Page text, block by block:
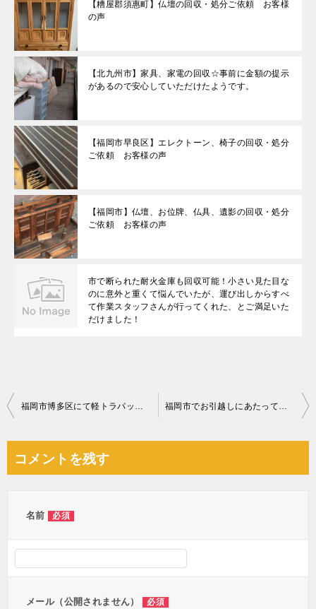
【糟屋郡須惠町】仏壇の回収・処分ご依頼 お客様
の声
【北九州市】家具、家電の回収☆事前に金額の提示
があるので安心していただけたようです。
【福岡市早良区】エレクトーン、椅子の回収・処分
ご依頼 お客様の声
【福岡市】仏壇、お位牌、仏具、遺影の回収・処分
ご依頼 お客様の声
市で断られた耐火金庫も回収可能！小さい見た目な
のに意外と重くて悩んでいたが、運び出しからすべ
て作業スタッフさんが行ってくれた、とご満足いた
だけました！
投
ビ
福岡市博多区にて軽トラパック回収処分ご依頼のかな様の声 福岡市でお引越しにあたっての回収処分と買取ご依頼のお客様の声
コメントを残す
名前 必須
メール（公開されません） 必須